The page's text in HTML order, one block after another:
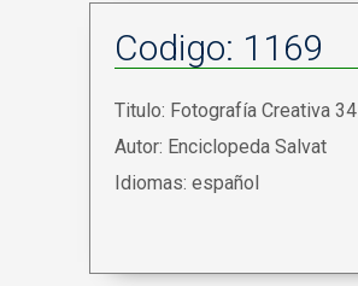
Codigo: 1169
Titulo: Fotografía Creativa 34
Autor: Enciclopeda Salvat
Idiomas: español